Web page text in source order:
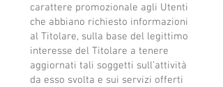
carattere promozionale agli Utenti
che abbiano richiesto informazioni
al Titolare, sulla base del legittimo
interesse del Titolare a tenere
aggiornati tali soggetti sull’attività
da esso svolta e sui servizi offerti